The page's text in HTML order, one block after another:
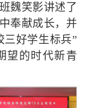
魏笑影讲述了
奉献成长，并
三好学生标兵”
望的时代新青